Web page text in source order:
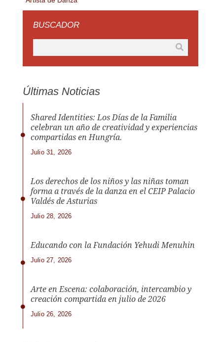
BUSCADOR
Últimas Noticias
Shared Identities: Los Días de la Familia
celebran un año de creatividad y experiencias
compartidas en Hungría.
Julio 31, 2026
Los derechos de los niños y las niñas toman
forma a través de la danza en el CEIP Palacio
Valdés de Asturias
Julio 28, 2026
Educando con la Fundación Yehudi Menuhin
Julio 27, 2026
Arte en Escena: colaboración, intercambio y
creación compartida en julio de 2026
Julio 26, 2026